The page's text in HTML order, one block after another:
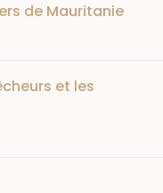
de Mauritanie
et les